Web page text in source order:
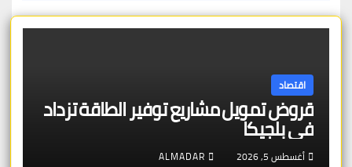
اقتصاد
قروض تمويل مشاريع توفير الطاقة تزداد
في بلجيكا
أغسطس 5, 2026 ALMADAR